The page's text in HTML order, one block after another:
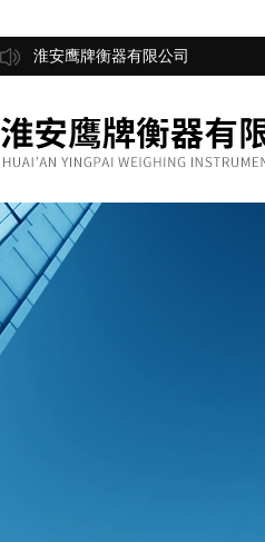
淮安鹰牌衡器有限公司